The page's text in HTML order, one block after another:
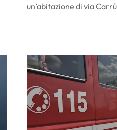
un’abitazione di via